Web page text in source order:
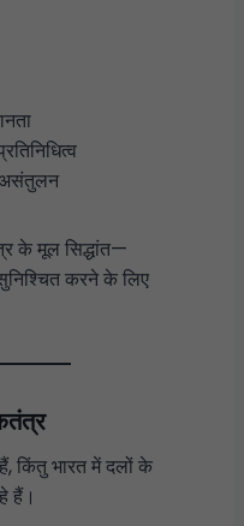
असंतुलन
के मूल सिद्धांत—
करने के लिए
किंतु भारत में दलों के
हैं।